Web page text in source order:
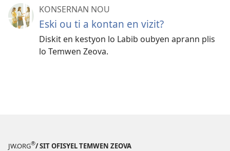
KONSERNAN NOU
Eski ou ti a kontan en vizit?
Diskit en kestyon lo Labib oubyen aprann plis
lo Temwen Zeova.
JW.ORG®/ SIT OFISYEL TEMWEN ZEOVA